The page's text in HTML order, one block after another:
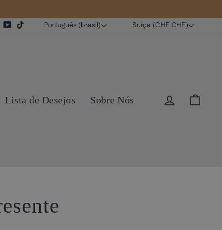
YouTubeTikTokIdioma
Português (brasil) Moeda
Suíça (CHF CHF)
Lista de Desejos Sobre Nós Entrar